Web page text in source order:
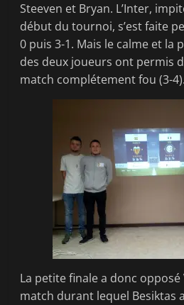
Steeven et Bryan. L’Inter,
début du tournoi, s’est faite
0 puis 3-1. Mais le calme et la
des deux joueurs ont permis
match complétement fou (3-4).
La petite finale a donc opposé
match durant lequel Besiktas